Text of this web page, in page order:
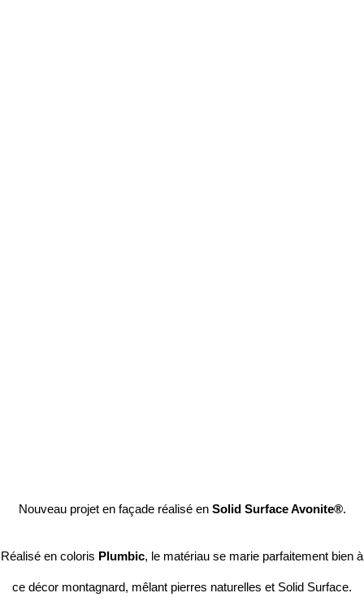
Nouveau projet en façade réalisé en Solid Surface Avonite®.
Réalisé en coloris Plumbic, le matériau se marie parfaitement bien à
ce décor montagnard, mêlant pierres naturelles et Solid Surface.